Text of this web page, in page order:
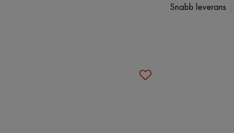
Snabb leverans